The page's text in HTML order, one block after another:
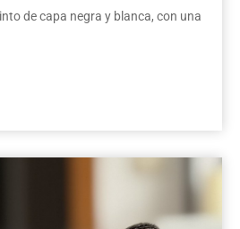
de capa negra y blanca, con una